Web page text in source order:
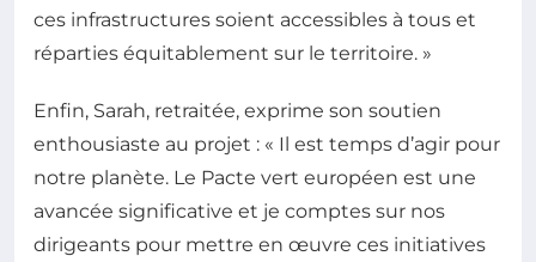
ces infrastructures soient accessibles à tous et
réparties équitablement sur le territoire. »
Enfin, Sarah, retraitée, exprime son soutien
enthousiaste au projet : « Il est temps d’agir pour
notre planète. Le Pacte vert européen est une
avancée significative et je comptes sur nos
dirigeants pour mettre en œuvre ces initiatives